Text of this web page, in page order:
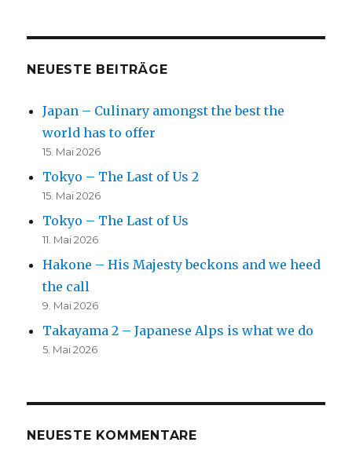
NEUESTE BEITRÄGE
Japan – Culinary amongst the best the
world has to offer
15. Mai 2026
Tokyo – The Last of Us 2
15. Mai 2026
Tokyo – The Last of Us
11. Mai 2026
Hakone – His Majesty beckons and we heed
the call
9. Mai 2026
Takayama 2 – Japanese Alps is what we do
5. Mai 2026
NEUESTE KOMMENTARE